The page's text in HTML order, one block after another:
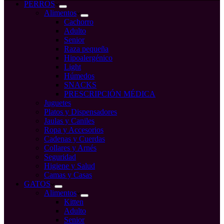
compraPERROS
Alimentos
Cachorro
Adulto
Senior
Raza pequeña
Hipoalergénico
Light
Húmedos
SNACKS
PRESCRIPCIÓN MÉDICA
Juguetes
Platos y Dispensadores
Jaulas y Caniles
Ropa y Accesorios
Cadenas y Cuerdas
Collares y Arnés
Seguridad
Higiene y Salud
Camas y Casas
GATOS
Alimentos
Kitten
Adulto
Senior